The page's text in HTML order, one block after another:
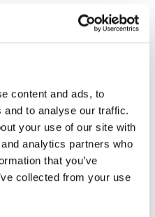
content and ads, to
to analyse our traffic.
your use of our site with
analytics partners who
that you’ve
collected from your use
und Tresore akzeptieren
die auf der LBMA
kaufen, entscheiden Sie